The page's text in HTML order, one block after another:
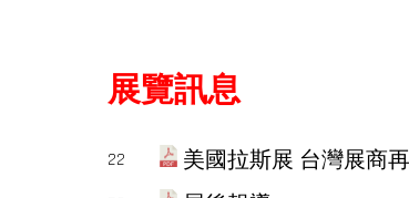
展覽訊息
22 美國拉斯展 台灣展商